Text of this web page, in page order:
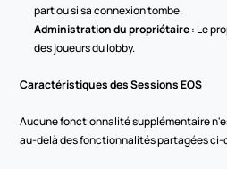
part ou si sa connexion tombe.
Administration du propriétaire : Le
des joueurs du lobby.
Caractéristiques des Sessions EOS
Aucune fonctionnalité supplémentaire
au-delà des fonctionnalités partagées ci-